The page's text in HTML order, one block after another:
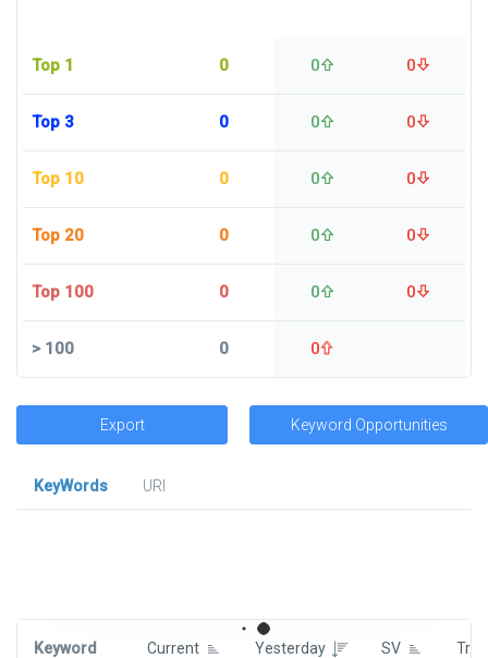
Top 1 0 0 0
Top 3 0 0 0
Top 10 0 0 0
Top 20 0 0 0
Top 100 0 0 0
>100 0 0
Export Keyword Opportunities
KeyWords
URl
Keyword Current Yesterday SV